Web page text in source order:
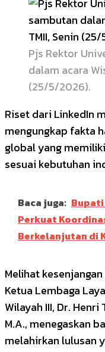
Pjs Rektor
dalam acara
(25/5/2026).
Riset dari LinkedIn
mengungkap fakta
global yang
sesuai kebutuhan
Baca juga:
Perkuat
Berkelanjutan di
Melihat
Ketua Lembaga
Wilayah III, Dr. Henri
M.A., menegaskan
melahirkan lulusan